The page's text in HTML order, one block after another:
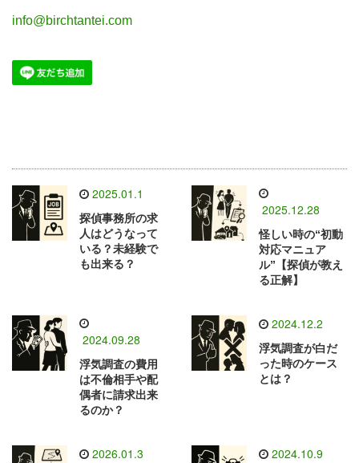
info@birchtantei.com
2025.01.1
探偵事務所の求
人はどうなって
いる？未経験で
も出来る？
2025.12.28
怪しい時の“初動
対応マニュア
ル”【探偵が教え
る正解】
2024.09.28
浮気調査の費用
は不倫相手や配
偶者に請求出来
るのか？
2024.12.2
浮気調査が白だ
った時のケース
とは？
2026.01.3 2024.10.9